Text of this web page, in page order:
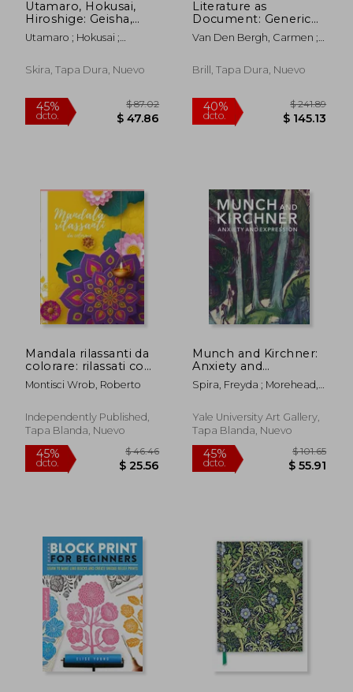
40%
dcto.
$ 44.61
$ 26.77
40%
dcto.
45% $ 61.03 40%
Utamaro, Hokusai,
Hiroshige: Geisha,
Samurai and the
Culture of Pleasure
Utamaro ; Hokusai ;
Skira, Tapa Dura, Nuevo
Literature as
Document: Generic
Boundaries in 1930s
Western Literature
Van Den Bergh, Carmen ;
Reverseau, Anne
Brill, Tapa Dura, Nuevo
Mandala rilassanti da
colorare: rilassati con i
nostri mandala
motivazionali (en
Montisci Wrob, Roberto
Independently Published,
Tapa Blanda, Nuevo
Munch and Kirchner:
Anxiety and
Expression (en
Inglés)
Spira, Freyda ; Morehead,
Catherine
Yale University Art Gallery,
Tapa Blanda, Nuevo